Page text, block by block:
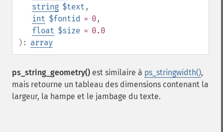
string $text ,
int $fontid = 0,
float $size = 0.0
): array
ps_string_geometry() est similaire à ps_stringwidth(),
mais retourne un tableau des dimensions contenant la
largeur, la hampe et le jambage du texte.